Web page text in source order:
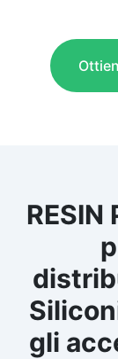
RESIN
gli